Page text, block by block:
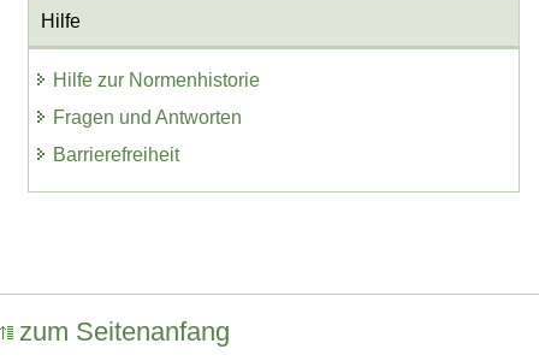
Hilfe
Hilfe zur Normenhistorie
Fragen und Antworten
Barrierefreiheit
zum Seitenanfang